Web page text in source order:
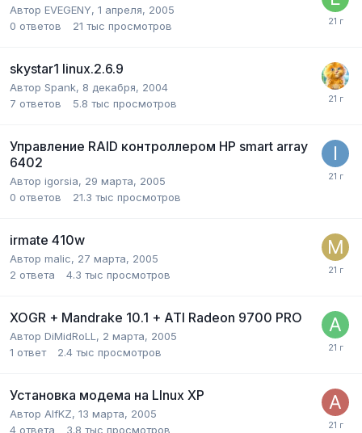
Автор EVEGENY, 1 апреля, 2005
0 ответов 21 тыс просмотров
skystar1 linux.2.6.9
Автор Spank, 8 декабря, 2004
7 ответов 5.8 тыс просмотров
Управление RAID контроллером HP smart array
6402
Автор igorsia, 29 марта, 2005
0 ответов 21.3 тыс просмотров
irmate 410w
Автор malic, 27 марта, 2005
2 ответа 4.3 тыс просмотров
XOGR + Mandrake 10.1 + ATI Radeon 9700 PRO
Автор DiMidRoLL , 2 марта, 2005
1 ответ 2.4 тыс просмотров
Установка модема на LInux XP
Автор AlfKZ, 13 марта, 2005
4 ответа 3.8 тыс просмотров